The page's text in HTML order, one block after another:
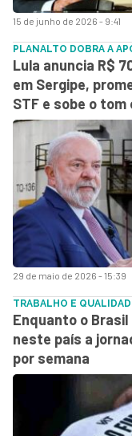
15 de junho de 2026 - 9:41
29 de maio de 2026 - 15:39
PLANALTO DOBRA A
Lula anuncia R$
em Sergipe,
STF e sobe o
TRABALHO E
Enquanto o
neste país a
por semana